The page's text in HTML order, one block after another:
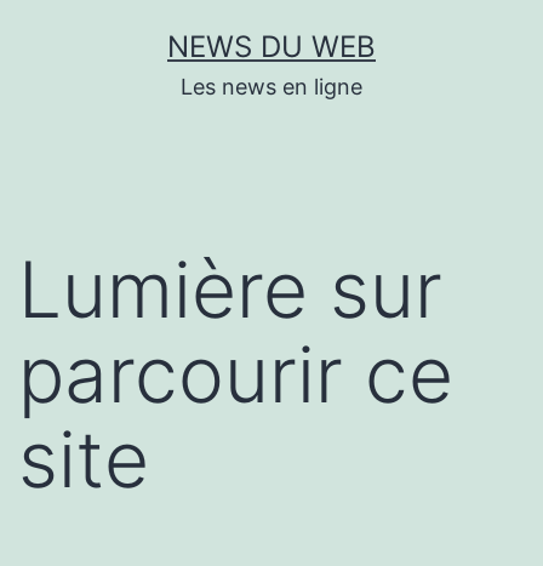
NEWS DU WEB
Les news en ligne
Lumière sur
parcourir ce
site